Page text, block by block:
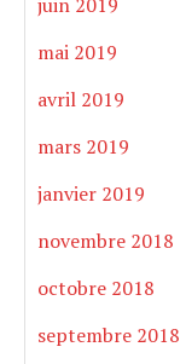
mai 2019
avril 2019
mars 2019
janvier 2019
novembre 2018
octobre 2018
septembre 2018